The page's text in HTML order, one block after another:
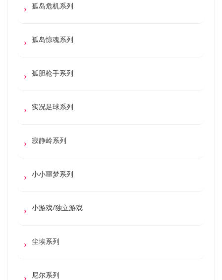
孤岛危机系列
孤岛惊魂系列
孤胆枪手系列
实况足球系列
寂静岭系列
小小噩梦系列
小游戏/独立游戏
尘埃系列
尼尔系列